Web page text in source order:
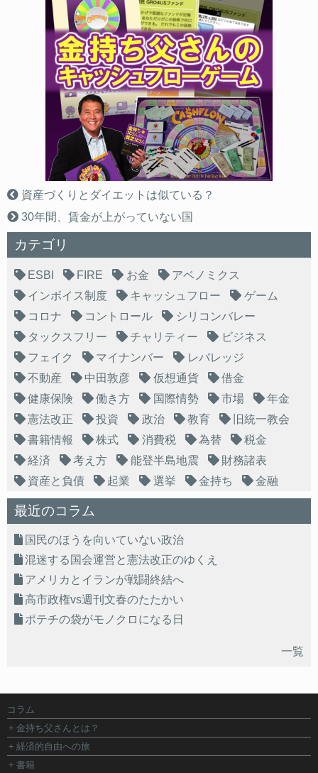
資産づくりとダイエットは似ている？
30年間、賃金が上がっていない国
カテゴリ
ESBI FIRE お金
アベノミクス
インボイス制度
キャッシュフロー
ゲーム
コロナ
コントロール
シリコンバレー
タックスフリー
チャリティー
ビジネス
フェイク
マイナンバー
レバレッジ
不動産
中田敦彦 仮想通貨
借金
健康保険
働き方 国際情勢 市場
年金
憲法改正
投資 政治 教育
旧統一教会
書籍情報
株式 消費税 為替
税金
経済
考え方 能登半島地震
財務諸表
資産と負債
起業 選挙 金持ち 金融
最近のコラム
国民のほうを向いていない政治
混迷する国会運営と憲法改正のゆくえ
アメリカとイランが戦闘終結へ
高市政権vs週刊文春のたたかい
ポテチの袋がモノクロになる日
一覧
コラム
金持ち父さんとは？
経済的自由への旅
書籍